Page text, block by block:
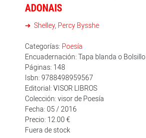
ADONAIS
Shelley, Percy Bysshe
Categorías: Poesía
Encuadernación: Tapa blanda o Bolsillo
Páginas: 148
Isbn: 9788498959567
Editorial: VISOR LIBROS
Colección: visor de Poesía
Fecha: 05 / 2016
Precio: 12.00 €
Fuera de stock